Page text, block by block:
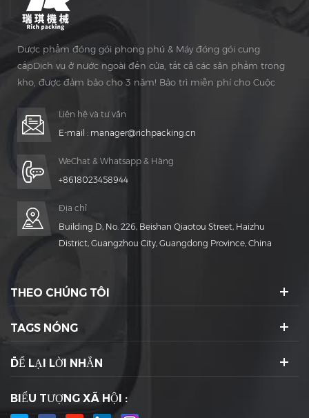
Dược phẩm đóng gói phong phú & Máy đóng gói cung
cấpDịch vụ ở nước ngoài đến cửa, tất cả các sản phẩm trong
kho, được đảm bảo cho 3 năm! Bảo trì miễn phí cho Cuộc
Liên hệ và tư vấn
E-mail : manager@richpacking.cn
WeChat & Whatsapp & Hàng
+8618023458944
Địa chỉ
Building D, No. 226, Beishan Qiaotou Street, Haizhu
District, Guangzhou City, Guangdong Province, China
THEO CHÚNG TÔI
TAGS NÓNG
ĐỂ LẠI LỜI NHẮN
BIỂU TƯỢNG XÃ HỘI :